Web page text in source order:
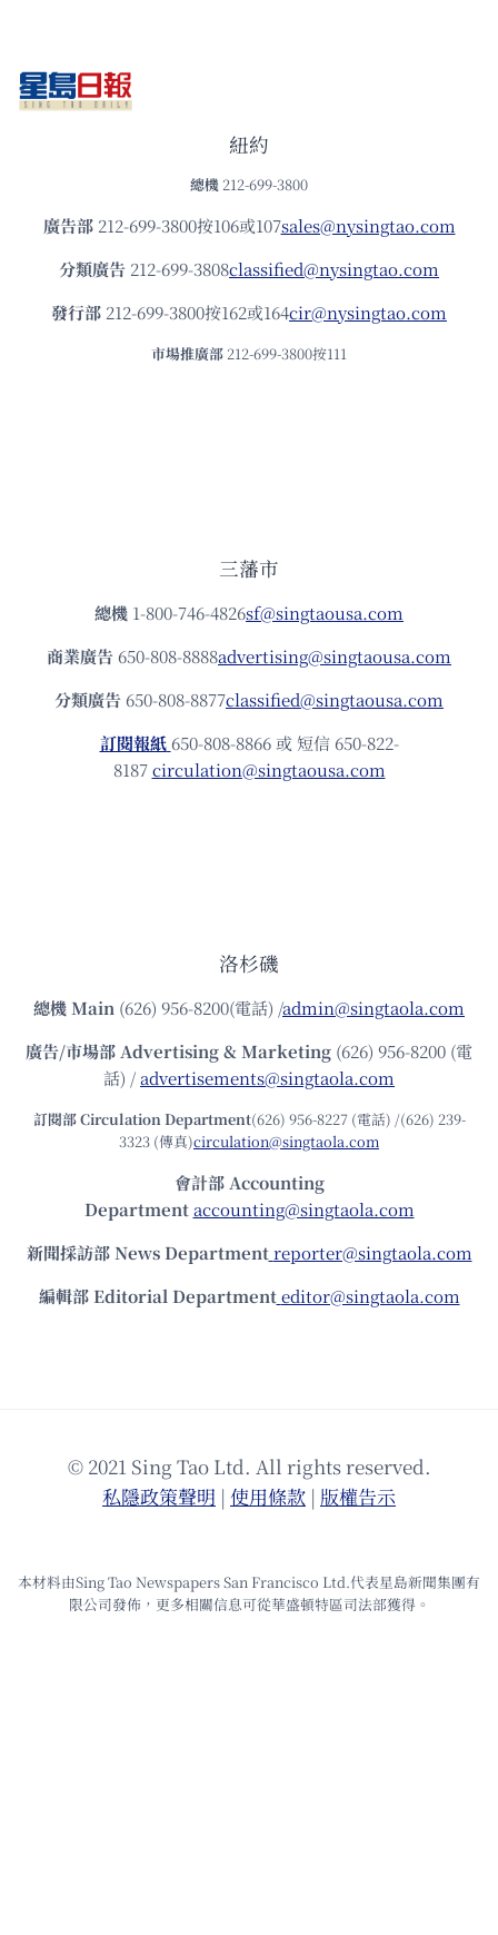
紐約
總機 212-699-3800
廣告部212-699-3800按106或107sales@nysingtao.com
分類廣告 212-699-3808classified@nysingtao.com
發⾏部 212-699-3800按162或164cir@nysingtao.com
市場推廣部 212-699-3800按111
三藩市
總機 1-800-746-4826sf@singtaousa.com
商業廣告 650-808-8888advertising@singtaousa.com
分類廣告 650-808-8877classified@singtaousa.com
訂閱報紙 650-808-8866 或 短信 650-822-
8187circulation@singtaousa.com
洛杉磯
總機Main (626) 956-8200(電話) /admin@singtaola.com
廣告/市場部Advertising & Marketing (626) 956-8200 (電
話) /advertisements@singtaola.com
訂閱部 Circulation Department(626) 956-8227 (電話) /(626) 239-
3323 (傳真)circulation@singtaola.com
會計部 Accounting
Department accounting@singtaola.com
新聞採訪部 News Department reporter@singtaola.com
編輯部 Editorial Department editor@singtaola.com
© 2021 Sing Tao Ltd. All rights reserved.
私隱政策聲明 | 使⽤條款 | 版權告⽰
本材料由Sing Tao Newspapers San Francisco Ltd.代表星島新聞集團有
限公司發佈，更多相關信息可從華盛頓特區司法部獲得。